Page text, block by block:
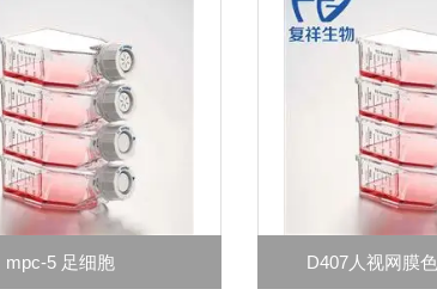
mpc-5 足细胞 D407人视网膜